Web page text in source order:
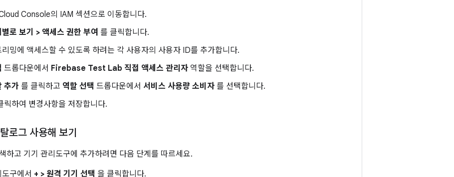
Console의 IAM 섹션으로 이동합니다.
로 보기 > 액세스 권한 부여 를 클릭합니다.
리밍에 액세스할 수 있도록 하려는 각 사용자의 사용자 ID를 추가합니다.
드롭다운에서 Firebase Test Lab 직접 액세스 관리자 역할을 선택합니다.
추가 를 클릭하고 역할 선택 드롭다운에서 서비스 사용량 소비자 를 선택합니다.
릭하여 변경사항을 저장합니다.
로그 사용해 보기
하고 기기 관리도구에 추가하려면 다음 단계를 따르세요.
구에서 + > 원격 기기 선택 을 클릭합니다.